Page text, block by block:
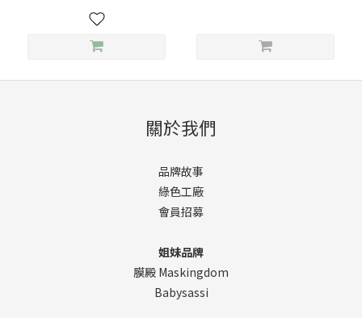
關於我們
品牌故事
綠色工廠
會員招募
姐妹品牌
膜殿 Maskingdom
Babysassi